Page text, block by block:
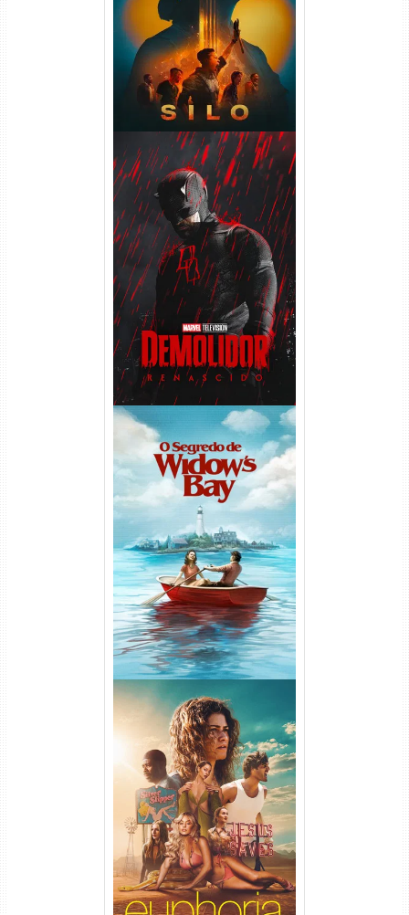
Demolidor: Renascido 2ª
Temporada (2026) WEB-DL
1080p Dual Áudio
O Segredo de Widow’s Bay
1ª Temporada Torrent (2026)
WEB-DL 1080p Dual Áudio
Euphoria 3ª Temporada
Torrent (2026) WEB-DL 1080p
Dual Áudio